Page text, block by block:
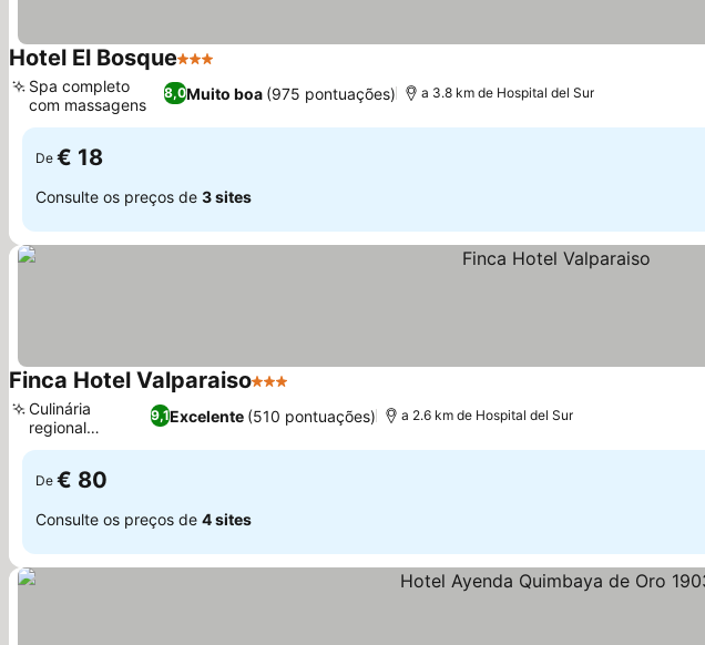
Hotel El Bosque3 Estrelas
8,0Muito boa (975 pontuações)
Spa completo
com massagens
a 3.8 km de Hospital del Sur
De € 18
Consulte os preços de 3 sites
Finca Hotel Valparaiso3 Estrelas
9,1Excelente (510 pontuações)
Culinária
regional
autêntica
a 2.6 km de Hospital del Sur
De € 80
Consulte os preços de 4 sites